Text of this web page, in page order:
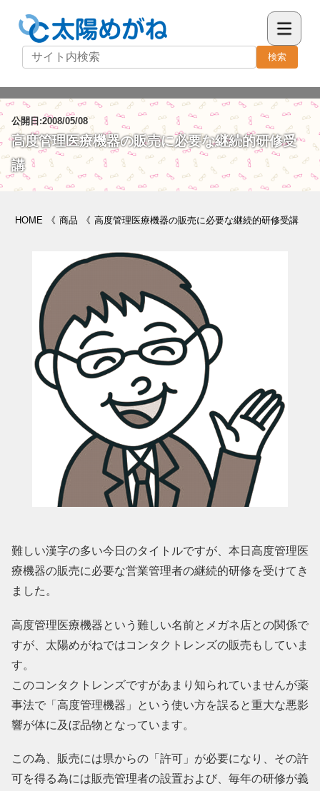
検索
公開日:2008/05/08
高度管理医療機器の販売に必要な継続的研修受
講
HOME 《 商品 《 高度管理医療機器の販売に必要な継続的研修受講
難しい漢字の多い今日のタイトルですが、本日高度管理医
療機器の販売に必要な営業管理者の継続的研修を受けてき
ました。
高度管理医療機器という難しい名前とメガネ店との関係で
すが、太陽めがねではコンタクトレンズの販売もしていま
す。
このコンタクトレンズですがあまり知られていませんが薬
事法で「高度管理機器」という使い方を誤ると重大な悪影
響が体に及ぼ品物となっています。
この為、販売には県からの「許可」が必要になり、その許
可を得る為には販売管理者の設置および、毎年の研修が義